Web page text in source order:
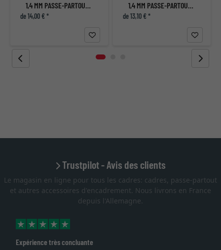
1,4 MM PASSE-PARTOUT AVEC COUPE INDIVIDUELLE
de 14,00 € *
1,4 MM PASSE-PARTOUT AVEC COUPE INDIVIDUELLE
de 13,10 € *
Trustpilot - Avis des clients
Le magasin en ligne pour tous les cadres: cadres, passe-partout
et autres accessoires d'encadrement. Nous livrons en France
depuis l'Allemagne.
Excellent